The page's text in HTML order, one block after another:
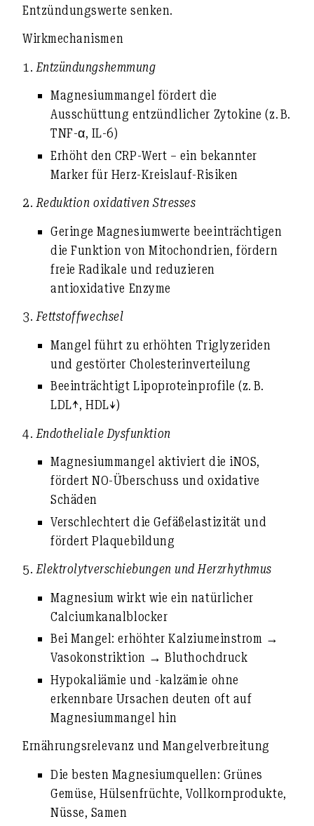
Entzündungswerte senken.
Wirkmechanismen
1. Entzündungshemmung
Magnesiummangel fördert die
Ausschüttung entzündlicher Zytokine (z. B.
TNF-α, IL-6)
Erhöht den CRP-Wert – ein bekannter
Marker für Herz-Kreislauf-Risiken
2.Reduktion oxidativen Stresses
Geringe Magnesiumwerte beeinträchtigen
die Funktion von Mitochondrien, fördern
freie Radikale und reduzieren
antioxidative Enzyme
3.Fettstoffwechsel
Mangel führt zu erhöhten Triglyzeriden
und gestörter Cholesterinverteilung
Beeinträchtigt Lipoproteinprofile (z. B.
LDL↑, HDL↓)
4. Endotheliale Dysfunktion
Magnesiummangel aktiviert die iNOS,
fördert NO-Überschuss und oxidative
Schäden
Verschlechtert die Gefäßelastizität und
fördert Plaquebildung
5.Elektrolytverschiebungen und Herzrhythmus
Magnesium wirkt wie ein natürlicher
Calciumkanalblocker
Bei Mangel: erhöhter Kalziumeinstrom →
Vasokonstriktion →Bluthochdruck
Hypokaliämie und -kalzämie ohne
erkennbare Ursachen deuten oft auf
Magnesiummangel hin
Ernährungsrelevanz und Mangelverbreitung
Die besten Magnesiumquellen: Grünes
Gemüse, Hülsenfrüchte, Vollkornprodukte,
Nüsse, Samen